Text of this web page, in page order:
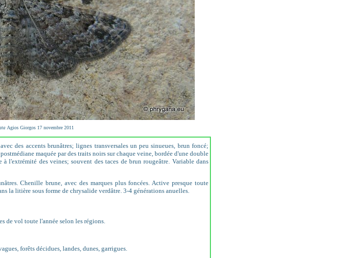
Agios Giorgos 17 novembre 2011
des accents brunâtres; lignes transversales un peu sinueues, brun foncé;
maquée par des traits noirs sur chaque veine, bordée d'une double
l'extrémité des veines; souvent des taces de brun rougeâtre. Variable dans
Chenille brune, avec des marques plus foncées. Active presque toute
la litière sous forme de chrysalide verdâtre. 3-4 générations anuelles.
de vol toute l'année selon les régions.
forêts décidues, landes, dunes, garrigues.